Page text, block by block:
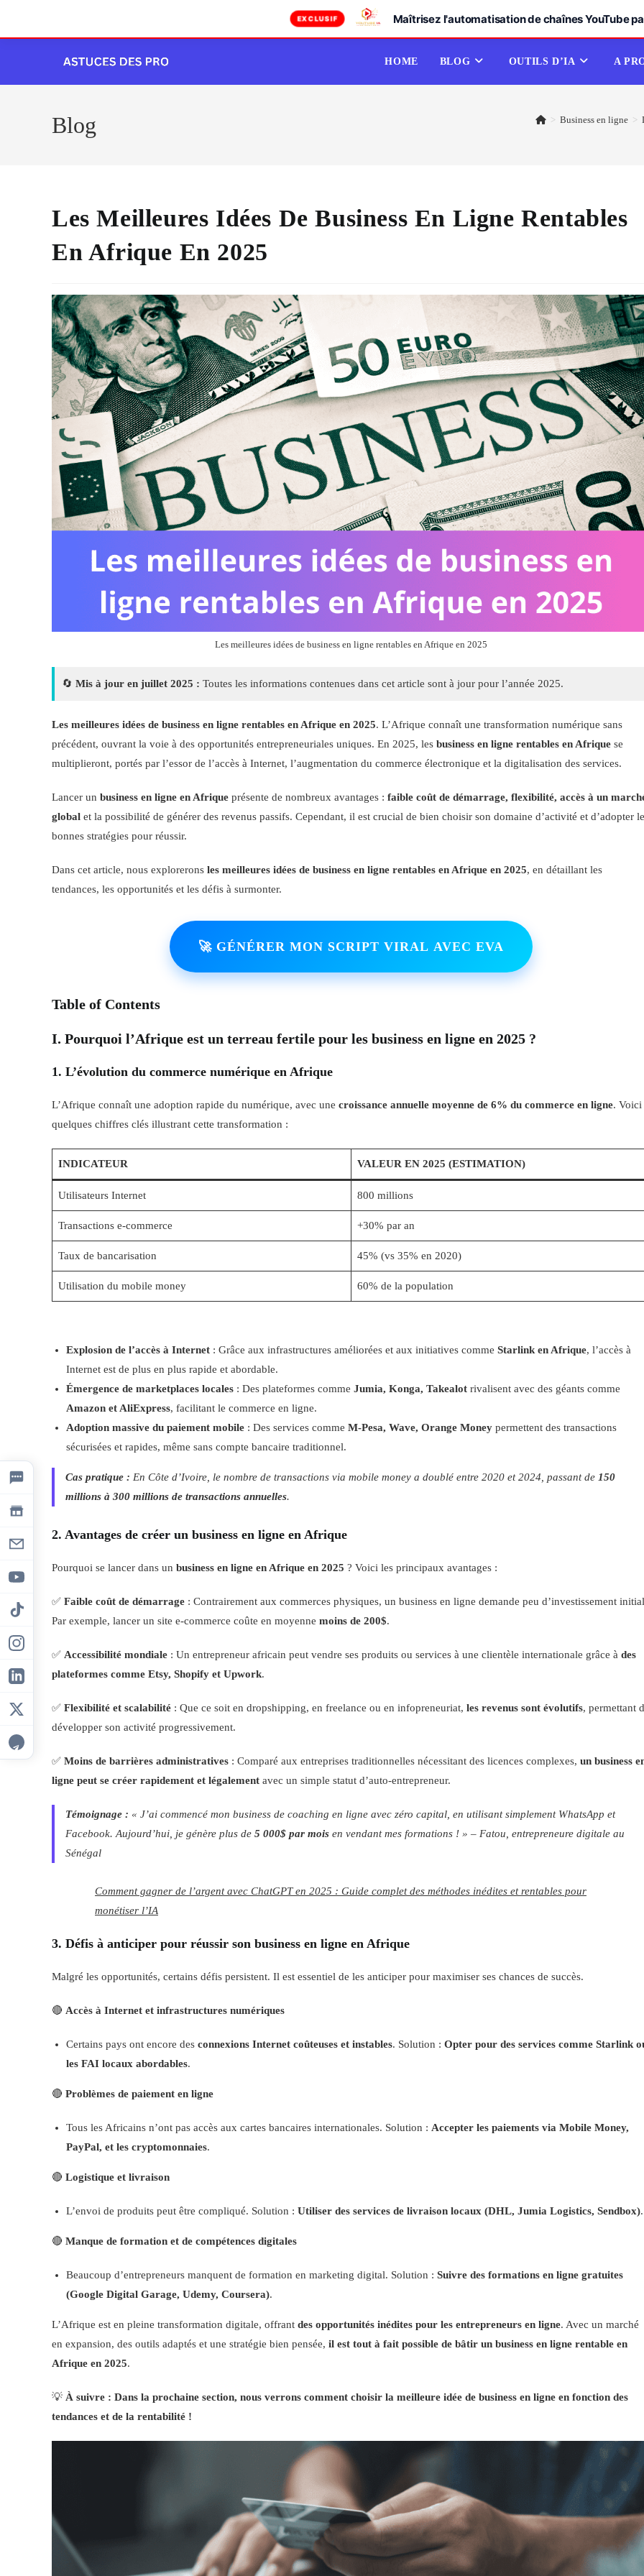
EXCLUSIF Maîtrisez l'automatisation de chaînes YouTube
content
HOME BLOG OUTILS D’IA A
Blog > Business en ligne >
Les Meilleures Idées De Business En Ligne Rentables
En Afrique En 2025
Les meilleures idées de business en ligne rentables en Afrique en 2025
🔄 Mis à jour en juillet 2025 : Toutes les informations contenues dans cet article sont à jour pour l’année 2025.
Les meilleures idées de business en ligne rentables en Afrique en 2025. L’Afrique connaît une transformation numérique sans
précédent, ouvrant la voie à des opportunités entrepreneuriales uniques. En 2025, les business en ligne rentables en Afrique se
multiplieront, portés par l’essor de l’accès à Internet, l’augmentation du commerce électronique et la digitalisation des services.
Lancer un business en ligne en Afrique présente de nombreux avantages : faible coût de démarrage, flexibilité, accès à un
global et la possibilité de générer des revenus passifs. Cependant, il est crucial de bien choisir son domaine d’activité et d’adopter
bonnes stratégies pour réussir.
Dans cet article, nous explorerons les meilleures idées de business en ligne rentables en Afrique en 2025, en détaillant les
tendances, les opportunités et les défis à surmonter.
🚀 GÉNÉRER MON SCRIPT VIRAL AVEC EVA
Table of Contents
I. Pourquoi l’Afrique est un terreau fertile pour les business en ligne en 2025 ?
1. L’évolution du commerce numérique en Afrique
L’Afrique connaît une adoption rapide du numérique, avec une croissance annuelle moyenne de 6% du commerce en ligne. Voici
quelques chiffres clés illustrant cette transformation :
INDICATEUR VALEUR EN 2025 (ESTIMATION)
Utilisateurs Internet 800 millions
Transactions e-commerce +30% par an
Taux de bancarisation 45% (vs 35% en 2020)
Utilisation du mobile money 60% de la population
Explosion de l’accès à Internet : Grâce aux infrastructures améliorées et aux initiatives comme Starlink en Afrique, l’accès à
Internet est de plus en plus rapide et abordable.
Émergence de marketplaces locales : Des plateformes comme Jumia, Konga, Takealot rivalisent avec des géants comme
Amazon et AliExpress, facilitant le commerce en ligne.
Adoption massive du paiement mobile : Des services comme M-Pesa, Wave, Orange Money permettent des transactions
sécurisées et rapides, même sans compte bancaire traditionnel.
Cas pratique : En Côte d’Ivoire, le nombre de transactions via mobile money a doublé entre 2020 et 2024, passant de 150
millions à 300 millions de transactions annuelles.
2. Avantages de créer un business en ligne en Afrique
Pourquoi se lancer dans un business en ligne en Afrique en 2025 ? Voici les principaux avantages :
✅ Faible coût de démarrage : Contrairement aux commerces physiques, un business en ligne demande peu d’investissement
Par exemple, lancer un site e-commerce coûte en moyenne moins de 200$.
✅ Accessibilité mondiale : Un entrepreneur africain peut vendre ses produits ou services à une clientèle internationale grâce à des
plateformes comme Etsy, Shopify et Upwork.
✅ Flexibilité et scalabilité : Que ce soit en dropshipping, en freelance ou en infopreneuriat, les revenus sont évolutifs, permettant
développer son activité progressivement.
✅ Moins de barrières administratives : Comparé aux entreprises traditionnelles nécessitant des licences complexes, un business
ligne peut se créer rapidement et légalement avec un simple statut d’auto-entrepreneur.
Témoignage : « J’ai commencé mon business de coaching en ligne avec zéro capital, en utilisant simplement WhatsApp et
Facebook. Aujourd’hui, je génère plus de 5 000$ par moisen vendant mes formations ! » – Fatou, entrepreneure digitale au
Sénégal
Comment gagner de l’argent avec ChatGPT en 2025 : Guide complet des méthodes inédites et rentables pour
monétiser l’IA
3. Défis à anticiper pour réussir son business en ligne en Afrique
Malgré les opportunités, certains défis persistent. Il est essentiel de les anticiper pour maximiser ses chances de succès.
🔴 Accès à Internet et infrastructures numériques
Certains pays ont encore des connexions Internet coûteuses et instables. Solution : Opter pour des services comme Starlink
les FAI locaux abordables.
🔴 Problèmes de paiement en ligne
Tous les Africains n’ont pas accès aux cartes bancaires internationales. Solution : Accepter les paiements via Mobile Money,
PayPal, et les cryptomonnaies.
🔴 Logistique et livraison
L’envoi de produits peut être compliqué. Solution : Utiliser des services de livraison locaux (DHL, Jumia Logistics, Sendbox).
🔴 Manque de formation et de compétences digitales
Beaucoup d’entrepreneurs manquent de formation en marketing digital. Solution : Suivre des formations en ligne gratuites
(Google Digital Garage, Udemy, Coursera).
L’Afrique est en pleine transformation digitale, offrant des opportunités inédites pour les entrepreneurs en ligne. Avec un marché
en expansion, des outils adaptés et une stratégie bien pensée, il est tout à fait possible de bâtir un business en ligne rentable en
Afrique en 2025.
💡 À suivre : Dans la prochaine section, nous verrons comment choisir la meilleure idée de business en ligne en fonction des
tendances et de la rentabilité !